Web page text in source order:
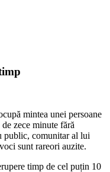
mintea unei persoane
zece minute fără
public, comunitar al lui
sunt rareori auzite.
timp de cel puțin 10